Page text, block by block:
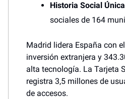
Historia Social Única
sociales de 164
Madrid lidera España con
inversión extranjera y
alta tecnología. La Tarjeta
registra 3,5 millones de
de accesos.